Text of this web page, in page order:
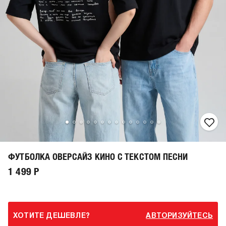
ФУТБОЛКА ОВЕРСАЙЗ КИНО С ТЕКСТОМ ПЕСНИ
1 499 Р
ХОТИТЕ ДЕШЕВЛЕ? АВТОРИЗУЙТЕСЬ